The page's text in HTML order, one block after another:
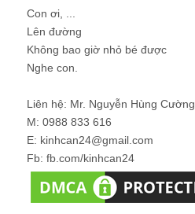
Con ơi, ...
Lên đường
Không bao giờ nhỏ bé được
Nghe con.
Liên hệ: Mr. Nguyễn Hùng Cường
M: 0988 833 616
E: kinhcan24@gmail.com
Fb: fb.com/kinhcan24